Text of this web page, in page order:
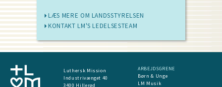
LÆS MERE OM LANDSSTYRELSEN
KONTAKT LM'S LEDELSESTEAM
Luthersk Mission
Industrivænget 40
3400 Hillerød
ARBEJDSGRENE
Børn & Unge
LM Musik